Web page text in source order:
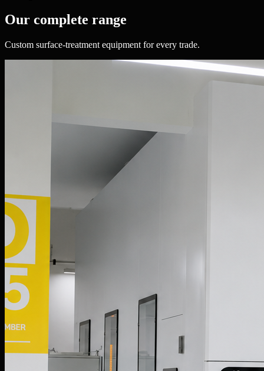
Our complete range
Custom surface-treatment equipment for every trade.